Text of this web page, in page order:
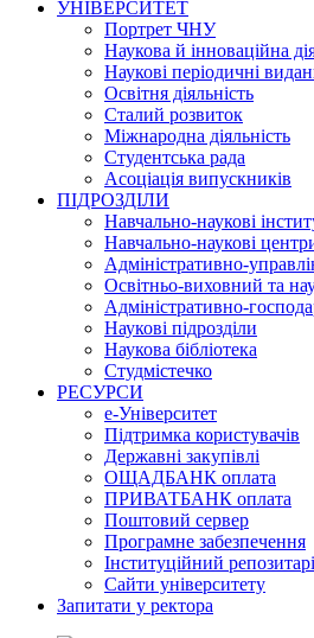
УНІВЕРСИТЕТ
Портрет ЧНУ
Наукова й інноваційна
Наукові періодичні
Освітня діяльність
Сталий розвиток
Міжнародна діяльність
Студентська рада
Асоціація випускників
ПІДРОЗДІЛИ
Навчально-наукові
Навчально-наукові
Адміністративно-
Освітньо-виховний та
Адміністративно-
Наукові підрозділи
Наукова бібліотека
Студмістечко
РЕСУРСИ
е-Університет
Підтримка користувачів
Державні закупівлі
ОЩАДБАНК оплата
ПРИВАТБАНК оплата
Поштовий сервер
Програмне забезпечення
Інституційний
Сайти університету
Запитати у ректора